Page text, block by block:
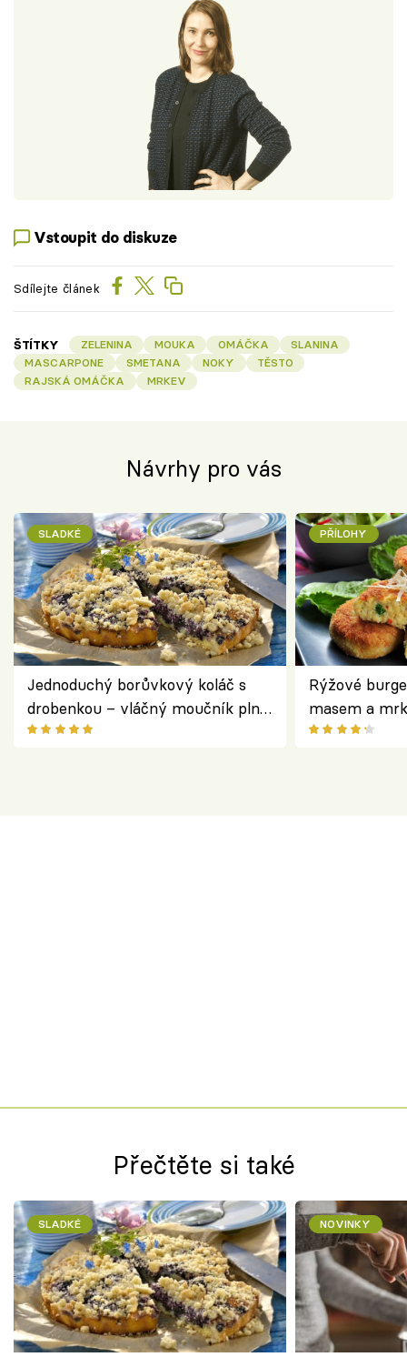
Vstoupit do diskuze
Sdílejte článek
ŠTÍTKY ZELENINA MOUKA OMÁČKA
SLANINA
MASCARPONE
SMETANA NOKY
TĚSTO
RAJSKÁ OMÁČKA
MRKEV
Návrhy pro vás
SLADKÉ
Jednoduchý borůvkový koláč s
drobenkou – vláčný moučník plný
ovoce
PŘÍLOHY
Rýžové
masem a
salátem –
Přečtěte si také
SLADKÉ NOVINKY